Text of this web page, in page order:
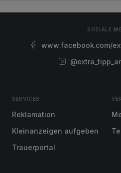
SOZIALE
www.facebook.com/
SERVICES
Reklamation
Kleinanzeigen aufgeben
Trauerportal